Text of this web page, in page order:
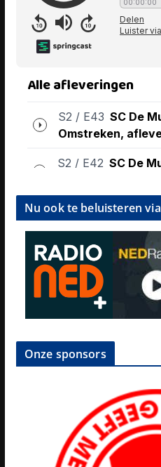
Nu ook te beluisteren via
Onze sponsors